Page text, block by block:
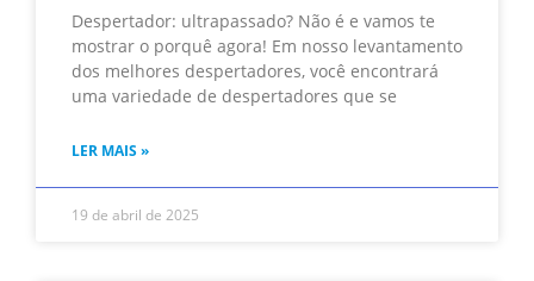
Despertador: ultrapassado? Não é e vamos te
mostrar o porquê agora! Em nosso levantamento
dos melhores despertadores, você encontrará
uma variedade de despertadores que se
LER MAIS »
19 de abril de 2025